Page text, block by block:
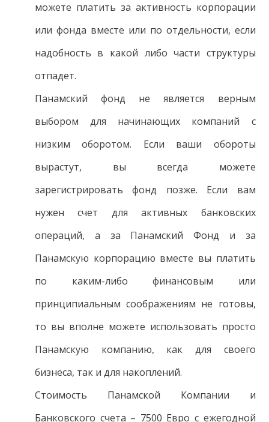
можете платить за активность корпорации
или фонда вместе или по отдельности, если
надобность в какой либо части структуры
отпадет.
Панамский фонд не является верным
выбором для начинающих компаний с
низким оборотом. Если ваши обороты
вырастут, вы всегда можете
зарегистрировать фонд позже. Если вам
нужен счет для активных банковских
операций, а за Панамский Фонд и за
Панамскую корпорацию вместе вы платить
по каким-либо финансовым или
принципиальным соображениям не готовы,
то вы вполне можете использовать просто
Панамскую компанию, как для своего
бизнеса, так и для накоплений.
Стоимость Панамской Компании и
Банковского счета – 7500 Евро с ежегодной